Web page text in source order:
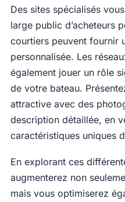
Des sites spécialisés
large public d’acheteurs
courtiers peuvent fournir
personnalisée. Les
également jouer un rôle
de votre bateau.
attractive avec des
description détaillée, en
caractéristiques uniques
En explorant ces
augmenterez non
mais vous optimiserez